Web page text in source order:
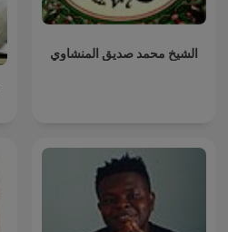
الشيخ محمد صديق المنشاوي